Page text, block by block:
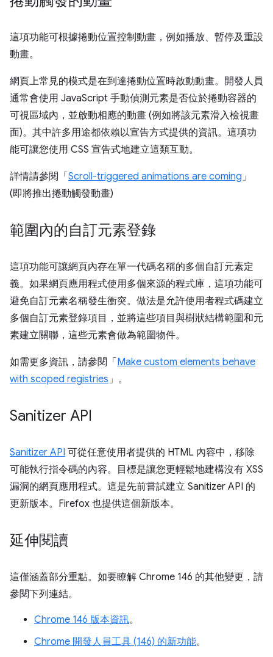
這項功能可根據捲動位置控制動畫，例如播放、暫停及重設
動畫。
網頁上常見的模式是在到達捲動位置時啟動動畫。開發人員
通常會使用 JavaScript 手動偵測元素是否位於捲動容器的
可視區域內，並啟動相應的動畫 (例如將該元素滑入檢視畫
面)。其中許多用途都依賴以宣告方式提供的資訊。這項功
能可讓您使用 CSS 宣告式地建立這類互動。
詳情請參閱「 Scroll-triggered animations are coming」
(即將推出捲動觸發動畫)
範圍內的自訂元素登錄
這項功能可讓網頁內存在單一代碼名稱的多個自訂元素定
義。如果網頁應用程式使用多個來源的程式庫，這項功能可
避免自訂元素名稱發生衝突。做法是允許使用者程式碼建立
多個自訂元素登錄項目，並將這些項目與樹狀結構範圍和元
素建立關聯，這些元素會做為範圍物件。
如需更多資訊，請參閱「 Make custom elements behave
with scoped registries」。
Sanitizer API
Sanitizer API 可從任意使用者提供的 HTML 內容中，移除
可能執行指令碼的內容。目標是讓您更輕鬆地建構沒有 XSS
漏洞的網頁應用程式。這是先前嘗試建立 Sanitizer API 的
更新版本。Firefox 也提供這個新版本。
延伸閱讀
這僅涵蓋部分重點。如要瞭解 Chrome 146 的其他變更，請
參閱下列連結。
Chrome 146 版本資訊。
Chrome 開發人員工具 (146) 的新功能。